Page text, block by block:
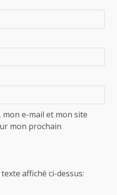
e-mail et mon site
mon prochain
affiché ci-dessus: